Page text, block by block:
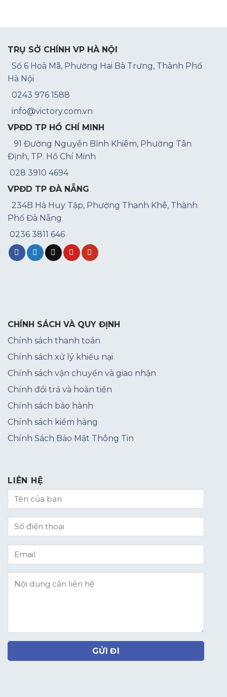
TRỤ SỞ CHÍNH VP HÀ NỘI
Số 6 Hoà Mã, Phường Hai Bà Trưng, Thành Phố
Hà Nội
0243 976 1588
info@victory.com.vn
VPĐD TP HỒ CHÍ MINH
91 Đường Nguyễn Bỉnh Khiêm, Phường Tân
Định, TP. Hồ Chí Minh
028 3910 4694
VPĐD TP ĐÀ NẴNG
234B Hà Huy Tập, Phường Thanh Khê, Thành
Phố Đà Nẵng
0236 3811 646
CHÍNH SÁCH VÀ QUY ĐỊNH
Chính sách thanh toán
Chính sách xử lý khiếu nại
Chính sách vận chuyển và giao nhận
Chính đổi trả và hoàn tiền
Chính sách bảo hành
Chính sách kiểm hàng
Chính Sách Bảo Mật Thông Tin
LIÊN HỆ
GỬI ĐI